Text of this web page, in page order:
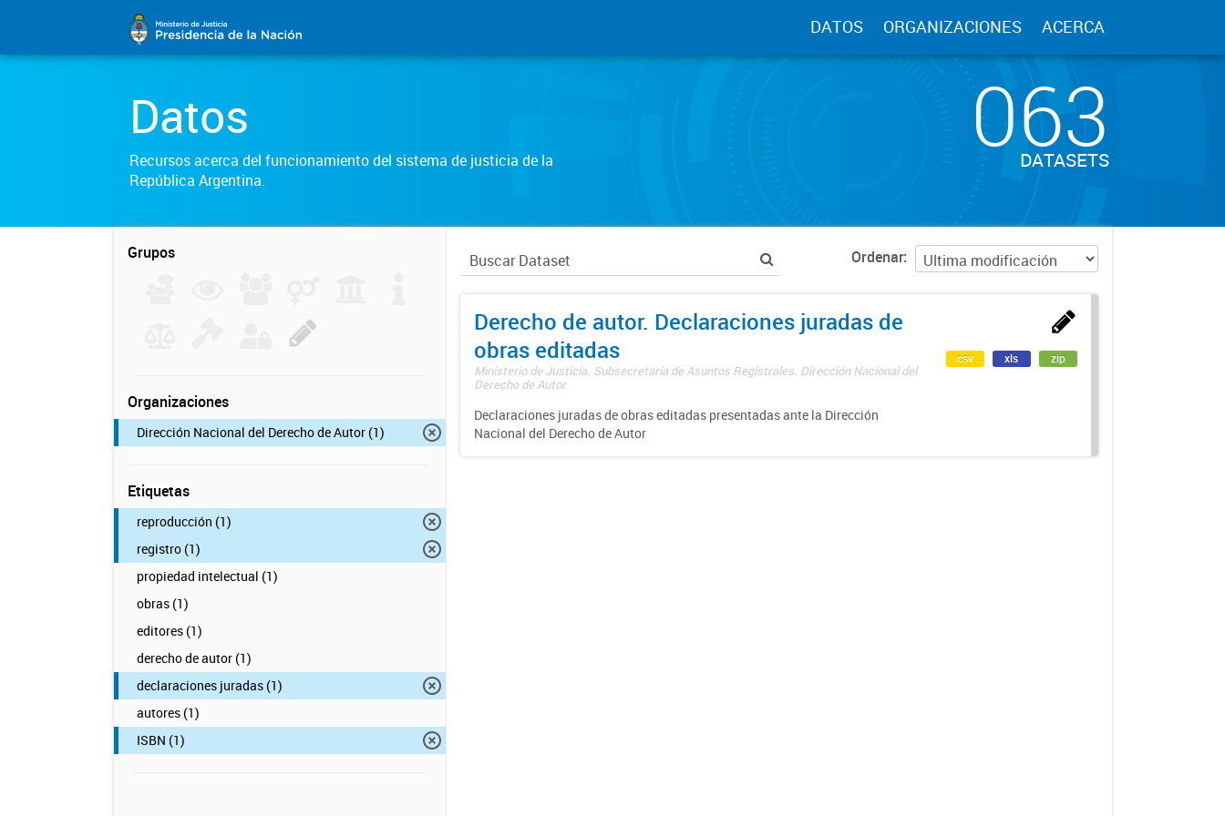
DATOS ORGANIZACIONES ACERCA
Datos
Recursos acerca del funcionamiento del sistema de justicia de la
República Argentina.
063
DATASETS
Grupos
Organizaciones
Dirección Nacional del Derecho de Autor (1)
Etiquetas
reproducción (1)
registro (1)
propiedad intelectual (1)
obras (1)
editores (1)
derecho de autor (1)
declaraciones juradas (1)
autores (1)
ISBN (1)
Ordenar
Derecho de autor. Declaraciones juradas de
obras editadas
Ministerio de Justicia. Subsecretaría de Asuntos Registrales. Dirección Nacional del
Derecho de Autor
Declaraciones juradas de obras editadas presentadas ante la Dirección
Nacional del Derecho de Autor
csv xls zip